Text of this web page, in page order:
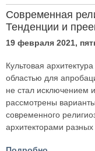
Современная
Тенденции и
19 февраля 2021,
Культовая
областью для
не стал исключением
рассмотрены
современного
архитекторами